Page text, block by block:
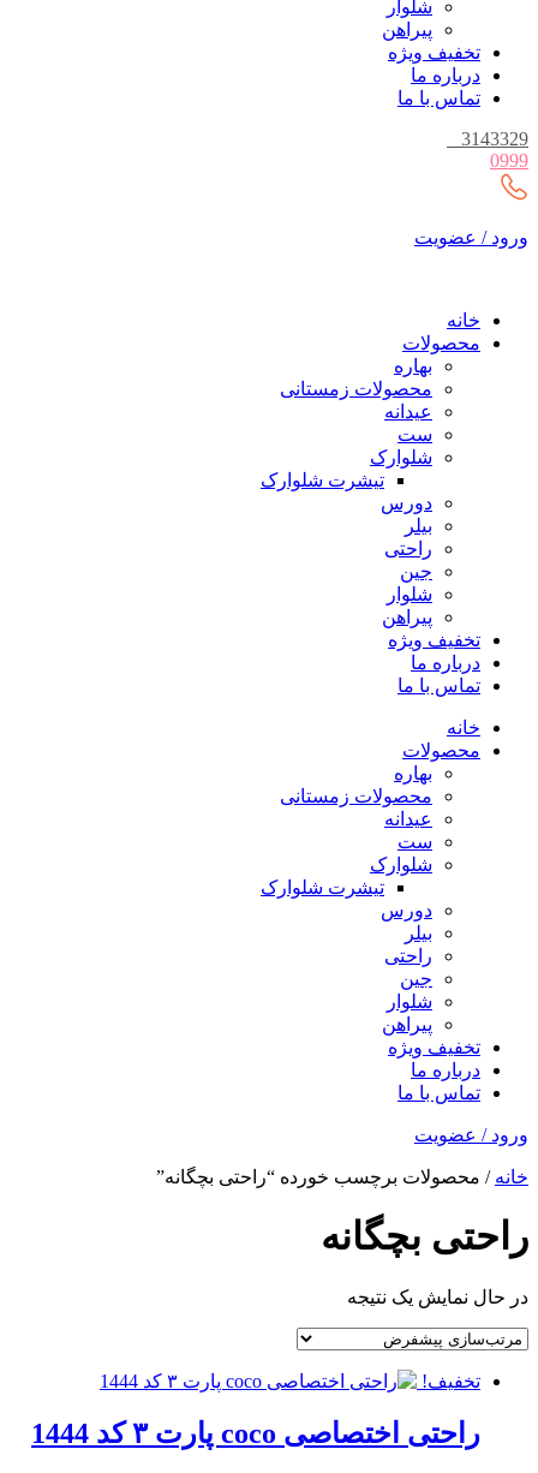
شلوار
پیراهن
تخفیف ویژه
درباره ما
تماس با ما
3143329
0999
ورود / عضویت
خانه
محصولات
بهاره
محصولات زمستانی
عیدانه
ست
شلوارک
تیشرت شلوارک
دورس
بیلر
راحتی
جین
شلوار
پیراهن
تخفیف ویژه
درباره ما
تماس با ما
خانه
محصولات
بهاره
محصولات زمستانی
عیدانه
ست
شلوارک
تیشرت شلوارک
دورس
بیلر
راحتی
جین
شلوار
پیراهن
تخفیف ویژه
درباره ما
تماس با ما
ورود / عضویت
خانه / محصولات برچسب خورده “راحتی بچگانه”
راحتی بچگانه
در حال نمایش یک نتیجه
تخفیف!
راحتی اختصاصی coco پارت ۳ کد 1444